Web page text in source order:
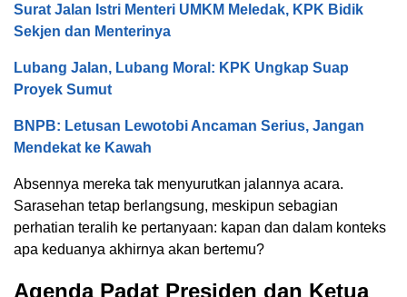
Surat Jalan Istri Menteri UMKM Meledak, KPK Bidik
Sekjen dan Menterinya
Lubang Jalan, Lubang Moral: KPK Ungkap Suap
Proyek Sumut
BNPB: Letusan Lewotobi Ancaman Serius, Jangan
Mendekat ke Kawah
Absennya mereka tak menyurutkan jalannya acara.
Sarasehan tetap berlangsung, meskipun sebagian
perhatian teralih ke pertanyaan: kapan dan dalam konteks
apa keduanya akhirnya akan bertemu?
Agenda Padat Presiden dan Ketua